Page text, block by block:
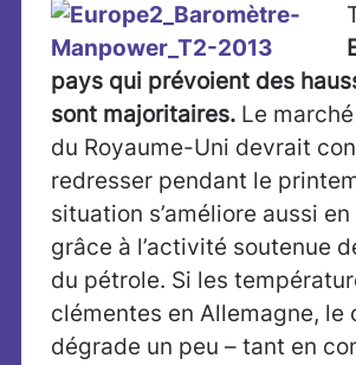
pays qui prévoient des
sont majoritaires. Le
du Royaume-Uni devrait
redresser pendant le
situation s’améliore aussi
grâce à l’activité soutenue
du pétrole. Si les
clémentes en Allemagne, le
dégrade un peu – tant en